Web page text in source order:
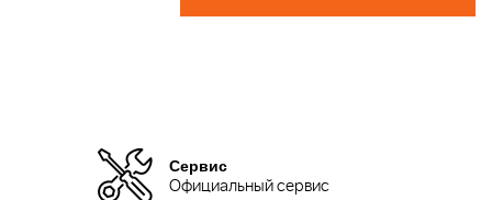
Сервис
Официальный сервис